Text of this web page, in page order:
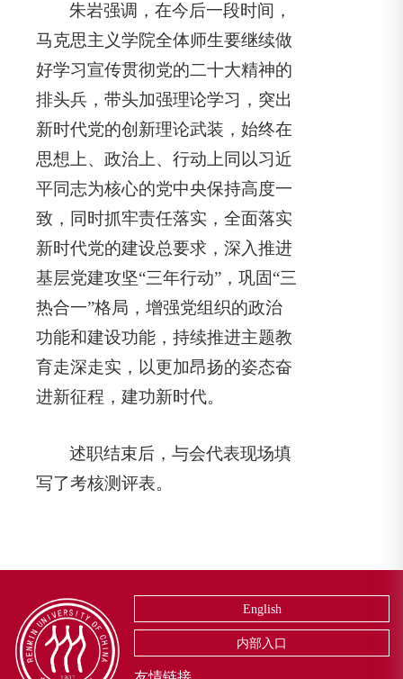
朱岩强调，在今后一段时间，
马克思主义学院全体师生要继续做
好学习宣传贯彻党的二十大精神的
排头兵，带头加强理论学习，突出
新时代党的创新理论武装，始终在
思想上、政治上、行动上同以习近
平同志为核心的党中央保持高度一
致，同时抓牢责任落实，全面落实
新时代党的建设总要求，深入推进
基层党建攻坚“三年行动”，巩固“三
热合一”格局，增强党组织的政治
功能和建设功能，持续推进主题教
育走深走实，以更加昂扬的姿态奋
进新征程，建功新时代。
述职结束后，与会代表现场填
写了考核测评表。
English
内部入口